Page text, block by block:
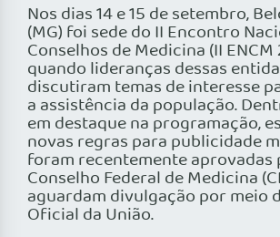
Nos dias 14 e 15 de setembro,
(MG) foi sede do II Encontro
Conselhos de Medicina (II ENCM
quando lideranças dessas
discutiram temas de interesse
a assistência da população.
em destaque na programação,
novas regras para publicidade
foram recentemente aprovadas
Conselho Federal de Medicina
aguardam divulgação por meio
Oficial da União.